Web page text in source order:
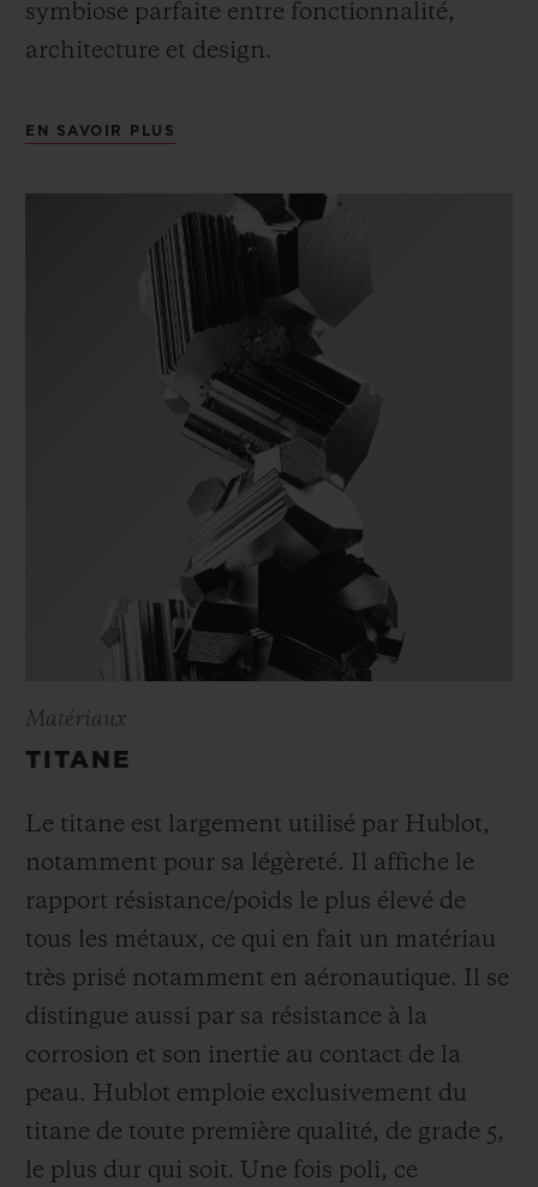
symbiose parfaite entre fonctionnalité,
architecture et design.
EN SAVOIR PLUS
Matériaux
TITANE
Le titane est largement utilisé par Hublot,
notamment pour sa légèreté. Il affiche le
rapport résistance/poids le plus élevé de
tous les métaux, ce qui en fait un matériau
très prisé notamment en aéronautique. Il se
distingue aussi par sa résistance à la
corrosion et son inertie au contact de la
peau. Hublot emploie exclusivement du
titane de toute première qualité, de grade 5,
le plus dur qui soit. Une fois poli, ce